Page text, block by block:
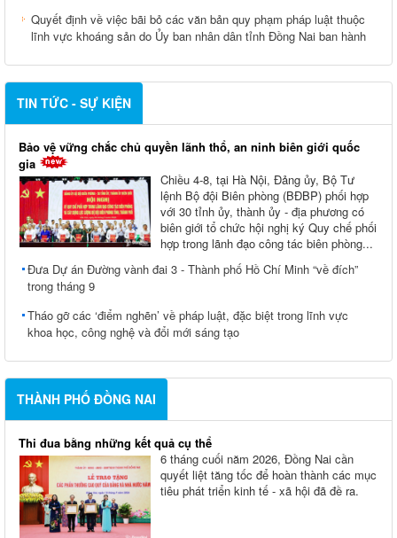
Quyết định về việc bãi bỏ các văn bản quy phạm pháp luật thuộc
lĩnh vực khoáng sản do Ủy ban nhân dân tỉnh Đồng Nai ban hành
TIN TỨC - SỰ KIỆN
Bảo vệ vững chắc chủ quyền lãnh thổ, an ninh biên giới quốc
gia
Chiều 4-8, tại Hà Nội, Đảng ủy, Bộ Tư
lệnh Bộ đội Biên phòng (BĐBP) phối hợp
với 30 tỉnh ủy, thành ủy - địa phương có
biên giới tổ chức hội nghị ký Quy chế phối
hợp trong lãnh đạo công tác biên phòng...
Đưa Dự án Đường vành đai 3 - Thành phố Hồ Chí Minh “về đích”
trong tháng 9
Tháo gỡ các ‘điểm nghẽn’ về pháp luật, đặc biệt trong lĩnh vực
khoa học, công nghệ và đổi mới sáng tạo
THÀNH PHỐ ĐỒNG NAI
Thi đua bằng những kết quả cụ thể
6 tháng cuối năm 2026, Đồng Nai cần
quyết liệt tăng tốc để hoàn thành các mục
tiêu phát triển kinh tế - xã hội đã đề ra.